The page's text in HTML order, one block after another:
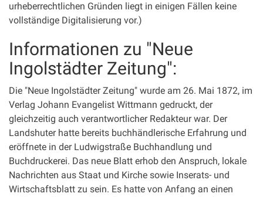
urheberrechtlichen Gründen liegt in einigen Fällen keine
vollständige Digitalisierung vor.)
Informationen zu "Neue
Ingolstädter Zeitung":
Die "Neue Ingolstädter Zeitung" wurde am 26. Mai 1872, im
Verlag Johann Evangelist Wittmann gedruckt, der
gleichzeitig auch verantwortlicher Redakteur war. Der
Landshuter hatte bereits buchhändlerische Erfahrung und
eröffnete in der Ludwigstraße Buchhandlung und
Buchdruckerei. Das neue Blatt erhob den Anspruch, lokale
Nachrichten aus Staat und Kirche sowie Inserats- und
Wirtschaftsblatt zu sein. Es hatte von Anfang an einen